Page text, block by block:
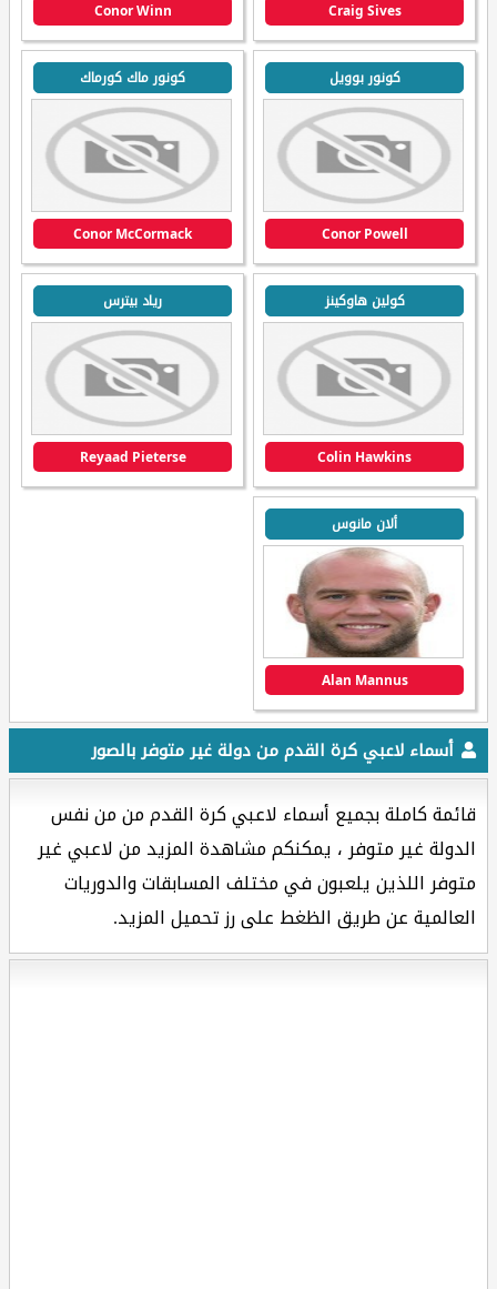
Craig Sives
Conor Winn
كونور بوويل
Conor Powell
كونور ماك كورماك
Conor McCormack
كولين هاوكينز
Colin Hawkins
رياد بيترس
Reyaad Pieterse
ألان مانوس
Alan Mannus
أسماء لاعبي كرة القدم من دولة غير متوفر بالصور
قائمة كاملة بجميع أسماء لاعبي كرة القدم من من نفس
الدولة غير متوفر ، يمكنكم مشاهدة المزيد من لاعبي غير
متوفر اللذين يلعبون في مختلف المسابقات والدوريات
العالمية عن طريق الظغط على رز تحميل المزيد.